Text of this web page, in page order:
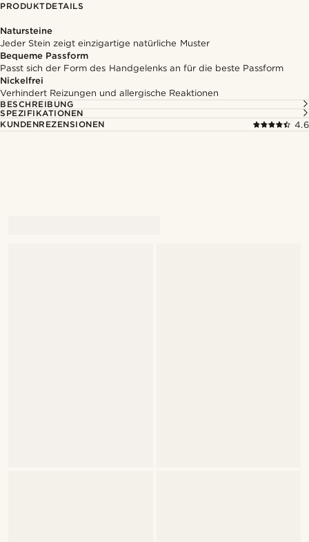
PRODUKTDETAILS
Natursteine
Jeder Stein zeigt einzigartige natürliche Muster
Bequeme Passform
Passt sich der Form des Handgelenks an für die beste Passform
Nickelfrei
Verhindert Reizungen und allergische Reaktionen
BESCHREIBUNG
SPEZIFIKATIONEN
KUNDENREZENSIONEN
4.6